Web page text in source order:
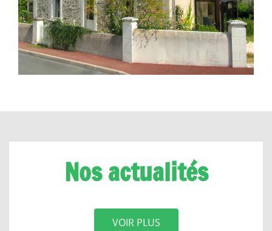
Nos actualités
VOIR PLUS